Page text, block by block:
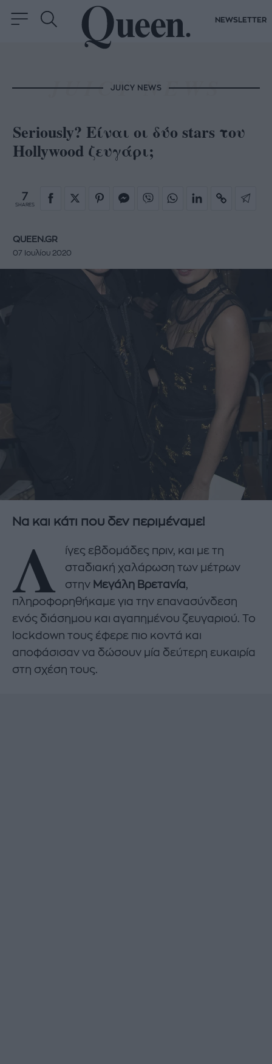
NEWSLETTER
JUICY NEWS
Seriously? Είναι οι δύο stars του
Hollywood ζευγάρι;
7
SHARES
QUEEN.GR
07 Ιουλίου 2020
Να και κάτι που δεν περιμέναμε!
Λ
ίγες εβδομάδες πριν, και με τη
σταδιακή χαλάρωση των μέτρων
στην Μεγάλη Βρετανία
πληροφορηθήκαμε για την επανασύνδεση
ενός διάσημου και αγαπημένου ζευγαριού. Το
lockdown τους έφερε πιο κοντά και
αποφάσισαν να δώσουν μία δεύτερη ευκαιρία
στη σχέση τους.